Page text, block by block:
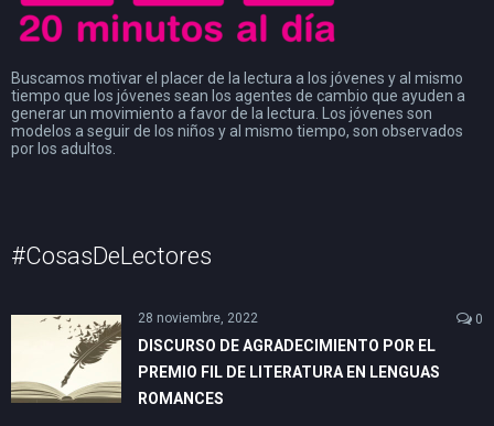
Buscamos motivar el placer de la lectura a los jóvenes y al mismo
tiempo que los jóvenes sean los agentes de cambio que ayuden a
generar un movimiento a favor de la lectura. Los jóvenes son
modelos a seguir de los niños y al mismo tiempo, son observados
por los adultos.
#CosasDeLectores
28 noviembre, 2022 0
DISCURSO DE AGRADECIMIENTO POR EL
PREMIO FIL DE LITERATURA EN LENGUAS
ROMANCES